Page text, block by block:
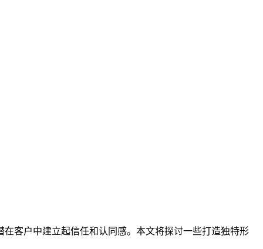
客户中建立起信任和认同感。本文将探讨一些打造独特形